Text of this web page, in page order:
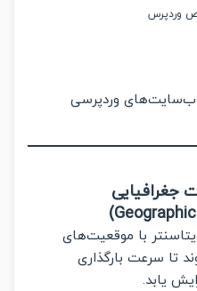
وردپرسی
با موقعیت‌های
بارگذاری